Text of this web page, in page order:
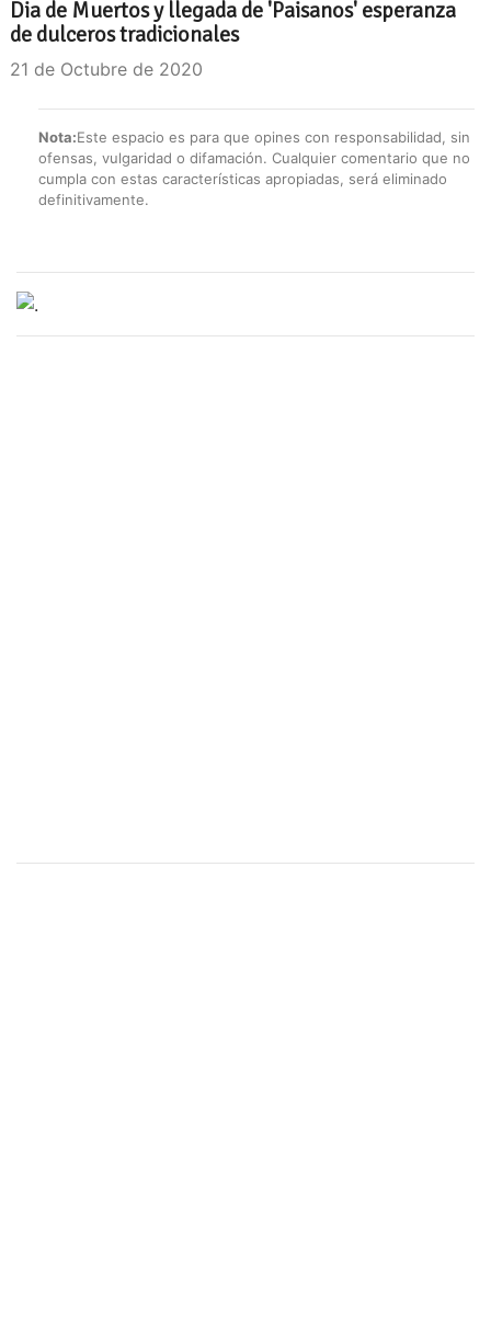
Dia de Muertos y llegada de 'Paisanos' esperanza
de dulceros tradicionales
21 de Octubre de 2020
Nota:Este espacio es para que opines con responsabilidad, sin
ofensas, vulgaridad o difamación. Cualquier comentario que no
cumpla con estas características apropiadas, será eliminado
definitivamente.